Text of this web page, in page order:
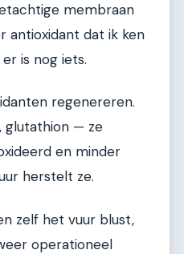
membraan
antioxidant dat ik ken
is nog iets.
regenereren.
glutathion — ze
en minder
herstelt ze.
zelf het vuur blust,
operationeel